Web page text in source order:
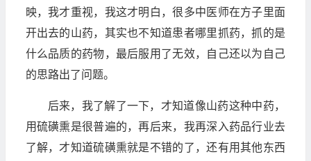
映，我才重视，我这才明白，很多中医师在方子里面
开出去的山药，其实也不知道患者哪里抓药，抓的是
什么品质的药物，最后服用了无效，自己还以为自己
的思路出了问题。
后来，我了解了一下，才知道像山药这种中药，
用硫磺熏是很普遍的，再后来，我再深入药品行业去
了解，才知道硫磺熏就是不错的了，还有用其他东西